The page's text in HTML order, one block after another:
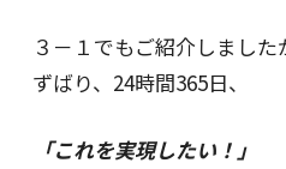
３－１でもご紹介しました
ずばり、24時間365日、
「これを実現したい！」